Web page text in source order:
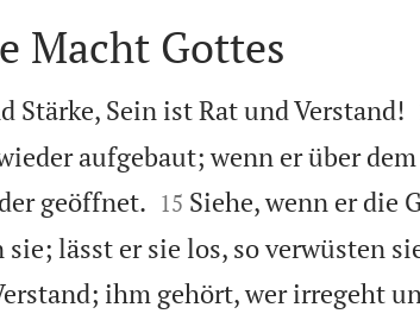
Macht Gottes
Sein ist Rat und Verstand!
aufgebaut; wenn er über
geöffnet.
15 Siehe, wenn er die
lässt er sie los, so verwüsten
ihm gehört, wer irregeht